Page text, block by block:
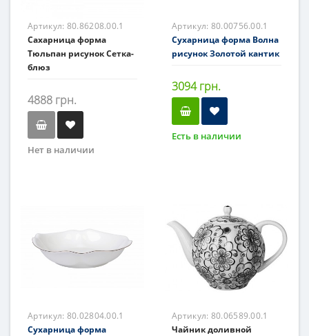
Артикул: 80.86208.00.1
Сахарница форма
Тюльпан рисунок Сетка-
блюз
4888 грн.
Нет в наличии
Артикул: 80.00756.00.1
Сухарница форма Волна
рисунок Золотой кантик
3094 грн.
Есть в наличии
Артикул: 80.02804.00.1
Сухарница форма
Артикул: 80.06589.00.1
Чайник доливной